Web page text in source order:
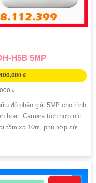
H5B 5MP
₫
₫
độ phân giải 5MP cho hình
hoạt. Camera tích hợp nút
tầm xa 10m, phù hợp sử